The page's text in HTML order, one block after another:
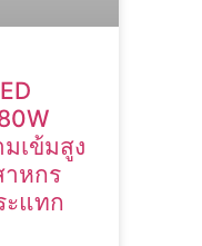
เข้มสูง
หกร
แทก